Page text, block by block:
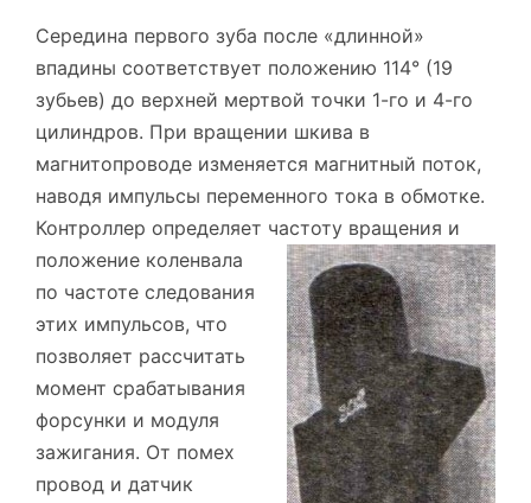
Середина первого зуба после «длинной»
впадины соответствует положению 114° (19
зубьев) до верхней мертвой точки 1-го и 4-го
цилиндров. При вращении шкива в
магнитопроводе изменяется магнитный поток,
наводя импульсы переменного тока в обмотке.
Контроллер определяет частоту вращения и
положение коленвала
по частоте следования
этих импульсов, что
позволяет рассчитать
момент срабатывания
форсунки и модуля
зажигания. От помех
провод и датчик